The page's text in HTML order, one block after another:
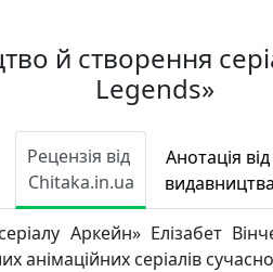
й створення
Legends»
Рецензія від
Chitaka.in.ua
Анотація від
видавництва
Аркейн» Елізабет
анімаційних серіалів